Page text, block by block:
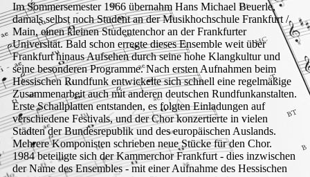
Im Sommersemester 1966 übernahm Hans Michael Beuerle,
damals selbst noch Student an der Musikhochschule Frankfurt /
Main, einen kleinen Studentenchor an der Frankfurter
Universität. Bald schon erregte dieses Ensemble weit über
Frankfurt hinaus Aufsehen durch seine hohe Klangkultur und
seine besonderen Programme. Nach ersten Aufnahmen beim
Hessischen Rundfunk entwickelte sich schnell eine regelmäßige
Zusammenarbeit auch mit anderen deutschen Rundfunkanstalten.
Erste Schallplatten entstanden, es folgten Einladungen auf
verschiedene Festivals, und der Chor konzertierte in vielen
Städten der Bundesrepublik und des europäischen Auslands.
Mehrere Komponisten schrieben neue Stücke für den Chor.
1984 beteiligte sich der Kammerchor Frankfurt - dies inzwischen
der Name des Ensembles - mit einer Aufnahme des Hessischen